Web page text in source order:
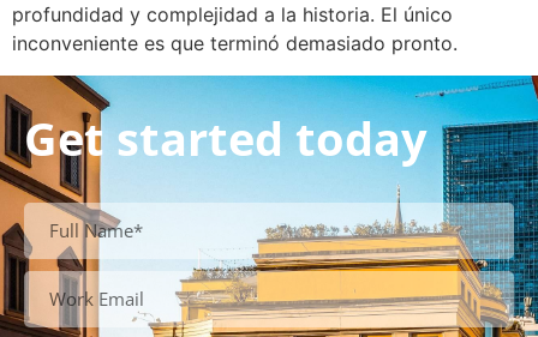
profundidad y complejidad a la historia. El único
inconveniente es que terminó demasiado pronto.
Get started today